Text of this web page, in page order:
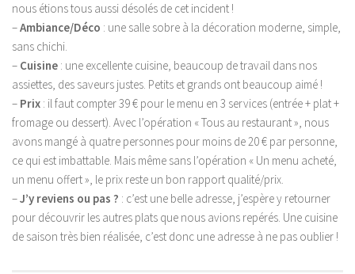
nous étions tous aussi désolés de cet incident !
–Ambiance/Déco : une salle sobre à la décoration moderne, simple,
sans chichi.
– Cuisine : une excellente cuisine, beaucoup de travail dans nos
assiettes, des saveurs justes. Petits et grands ont beaucoup aimé !
– Prix : il faut compter 39 € pour le menu en 3 services (entrée + plat +
fromage ou dessert). Avec l’opération « Tous au restaurant », nous
avons mangé à quatre personnes pour moins de 20 € par personne,
ce qui est imbattable. Mais même sans l’opération « Un menu acheté,
un menu offert », le prix reste un bon rapport qualité/prix.
–J’y reviens ou pas ? : c’est une belle adresse, j’espère y retourner
pour découvrir les autres plats que nous avions repérés. Une cuisine
de saison très bien réalisée, c’est donc une adresse à ne pas oublier !